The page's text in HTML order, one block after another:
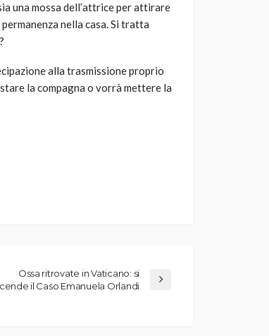
una mossa dell’attrice per attirare
nella casa. Si tratta
alla trasmissione proprio
la compagna o vorrà mettere la
Ossa ritrovate in Vaticano: si
il Caso Emanuela Orlandi